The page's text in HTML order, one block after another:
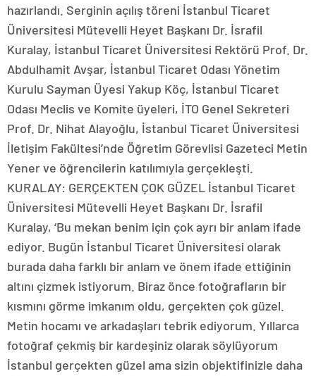
hazırlandı. Serginin açılış töreni İstanbul Ticaret
Üniversitesi Mütevelli Heyet Başkanı Dr. İsrafil
Kuralay, İstanbul Ticaret Üniversitesi Rektörü Prof. Dr.
Abdulhamit Avşar, İstanbul Ticaret Odası Yönetim
Kurulu Sayman Üyesi Yakup Köç, İstanbul Ticaret
Odası Meclis ve Komite üyeleri, İTO Genel Sekreteri
Prof. Dr. Nihat Alayoğlu, İstanbul Ticaret Üniversitesi
İletişim Fakültesi’nde Öğretim Görevlisi Gazeteci Metin
Yener ve öğrencilerin katılımıyla gerçekleşti.
KURALAY: GERÇEKTEN ÇOK GÜZEL İstanbul Ticaret
Üniversitesi Mütevelli Heyet Başkanı Dr. İsrafil
Kuralay, ‘Bu mekan benim için çok ayrı bir anlam ifade
ediyor. Bugün İstanbul Ticaret Üniversitesi olarak
burada daha farklı bir anlam ve önem ifade ettiğinin
altını çizmek istiyorum. Biraz önce fotoğrafların bir
kısmını görme imkanım oldu, gerçekten çok güzel.
Metin hocamı ve arkadaşları tebrik ediyorum. Yıllarca
fotoğraf çekmiş bir kardeşiniz olarak söylüyorum
İstanbul gerçekten güzel ama sizin objektifinizle daha